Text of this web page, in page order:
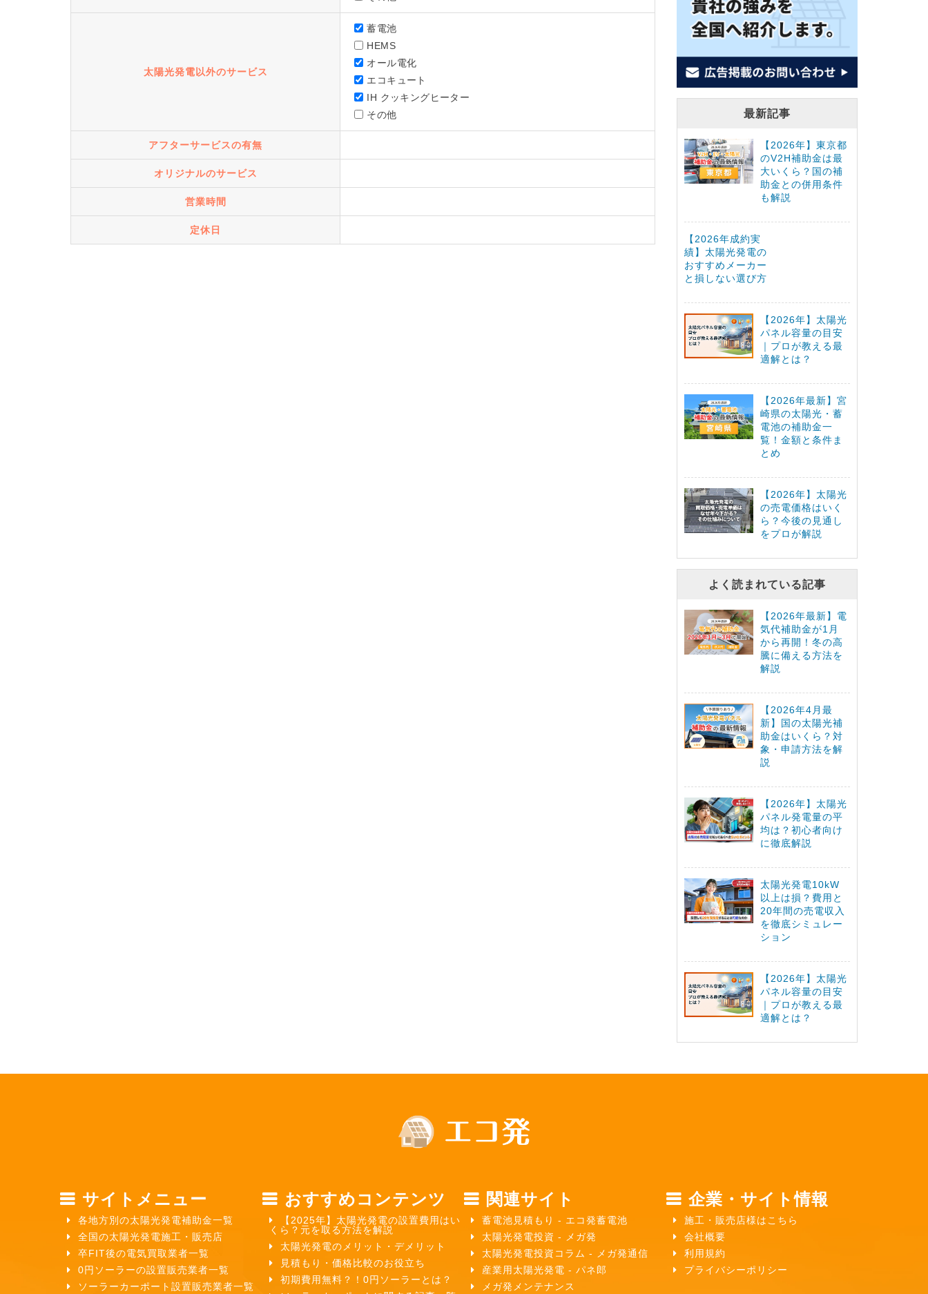
太陽光発電以外のサービス
蓄電池
HEMS
オール電化
エコキュート
IH クッキングヒーター
その他
アフターサービスの有無
オリジナルのサービス
営業時間
定休日
最新記事
【2026年】東京都
のV2H補助金は最
大いくら？国の補
助金との併用条件
も解説
【2026年成約実
績】太陽光発電の
おすすめメーカー
と損しない選び方
【2026年】太陽光
パネル容量の目安
｜プロが教える最
適解とは？
【2026年最新】宮
崎県の太陽光・蓄
電池の補助金一
覧！金額と条件ま
とめ
【2026年】太陽光
の売電価格はいく
ら？今後の見通し
をプロが解説
よく読まれている記事
【2026年最新】電
気代補助金が1月
から再開！冬の高
騰に備える方法を
解説
【2026年4月最
新】国の太陽光補
助金はいくら？対
象・申請方法を解
説
【2026年】太陽光
パネル発電量の平
均は？初心者向け
に徹底解説
太陽光発電10kW
以上は損？費用と
20年間の売電収入
を徹底シミュレー
ション
【2026年】太陽光
パネル容量の目安
｜プロが教える最
適解とは？
サイトメニュー
各地方別の太陽光発電補助金一覧
全国の太陽光発電施工・販売店
卒FIT後の電気買取業者一覧
0円ソーラーの設置販売業者一覧
ソーラーカーポート設置販売業者一覧
おすすめコンテンツ
【2025年】太陽光発電の設置費用はい
くら？元を取る方法を解説
太陽光発電のメリット・デメリット
見積もり・価格比較のお役立ち
初期費用無料？！0円ソーラーとは？
関連サイト
蓄電池見積もり - エコ発蓄電池
太陽光発電投資 - メガ発
太陽光発電投資コラム - メガ発通信
産業用太陽光発電 - パネ郎
メガ発メンテナンス
企業・サイト情報
施工・販売店様はこちら
会社概要
利用規約
プライバシーポリシー